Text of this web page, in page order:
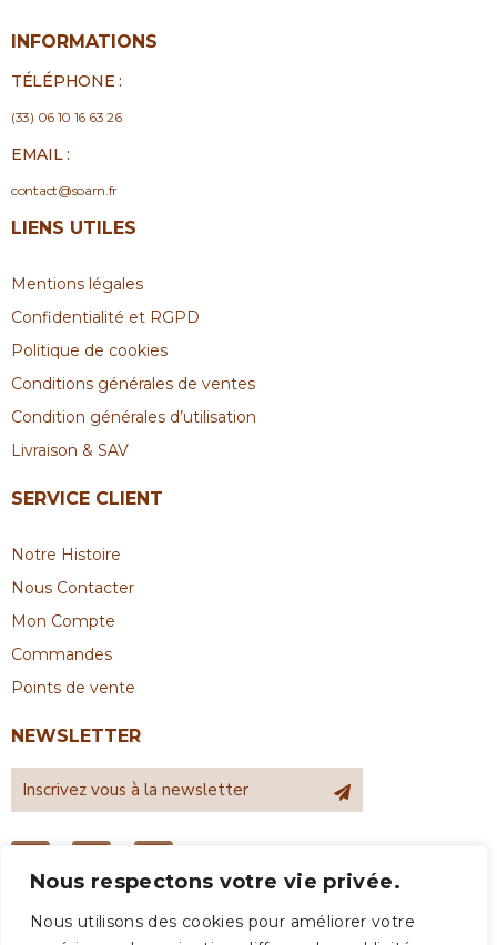
Nous respectons votre vie privée.
Nous utilisons des cookies pour améliorer votre
INFORMATIONS
TÉLÉPHONE :
(33) 06 10 16 63 26
EMAIL :
contact@soarn.fr
LIENS UTILES
Mentions légales
Confidentialité et RGPD
Politique de cookies
Conditions générales de ventes
Condition générales d’utilisation
Livraison & SAV
SERVICE CLIENT
Notre Histoire
Nous Contacter
Mon Compte
Commandes
Points de vente
NEWSLETTER